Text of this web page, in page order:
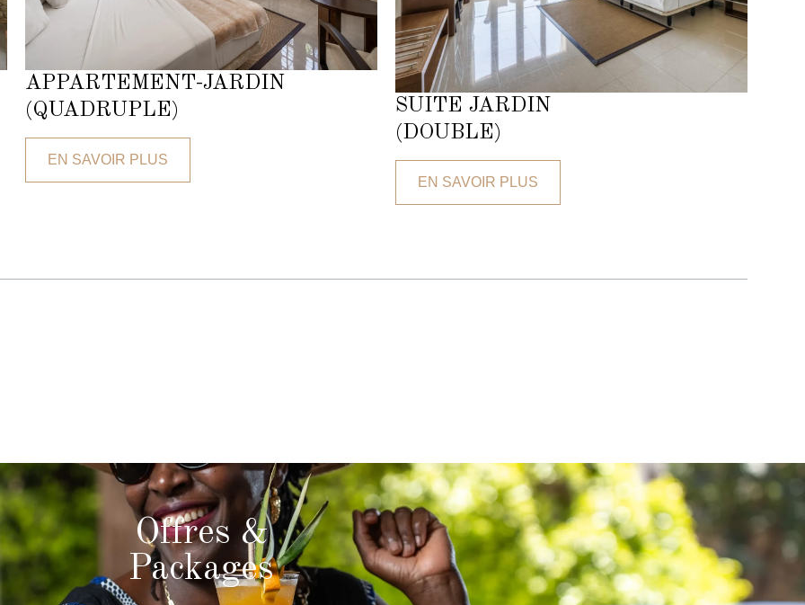
APPARTEMENT-JARDIN
(QUADRUPLE)
EN SAVOIR PLUS
SUITE JARDIN
(DOUBLE)
EN SAVOIR PLUS
Offres &
Packages